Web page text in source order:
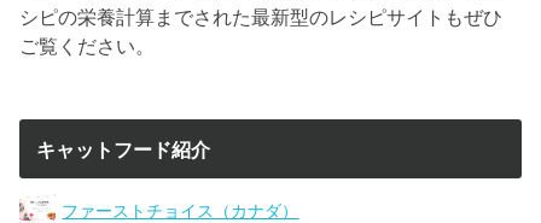
シピの栄養計算までされた最新型のレシピサイトもぜひ
ご覧ください。
キャットフード紹介
ファーストチョイス（カナダ）